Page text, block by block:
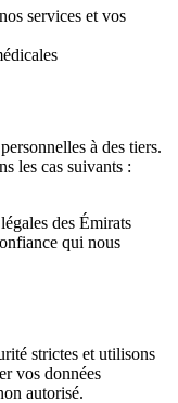
services et vos
à des tiers.
les cas suivants :
des Émirats
qui nous
strictes et utilisons
vos données
autorisé.